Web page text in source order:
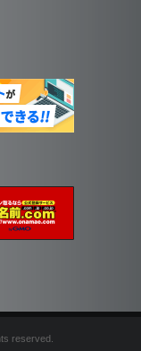
reserved.